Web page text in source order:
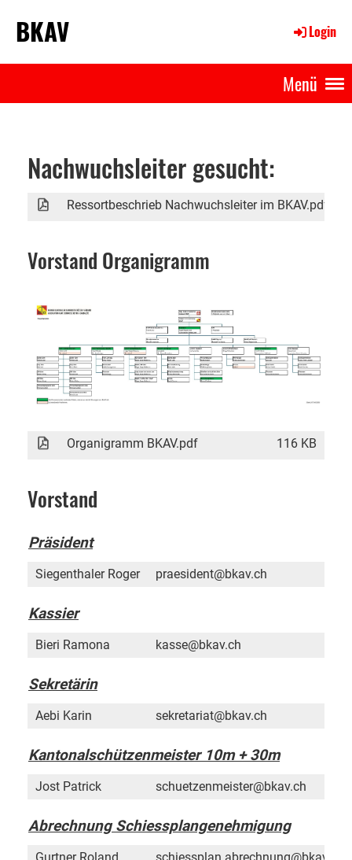
BKAV Login
Menü
Nachwuchsleiter gesucht:
Ressortbeschrieb Nachwuchsleiter im BKAV.pdf
Vorstand Organigramm
Organigramm BKAV.pdf 116 KB
Vorstand
Präsident
Siegenthaler Roger praesident@bkav.ch
Kassier
Bieri Ramona kasse@bkav.ch
Sekretärin
Aebi Karin sekretariat@bkav.ch
Kantonalschützenmeister 10m + 30m
Jost Patrick schuetzenmeister@bkav.ch
Abrechnung Schiessplangenehmigung